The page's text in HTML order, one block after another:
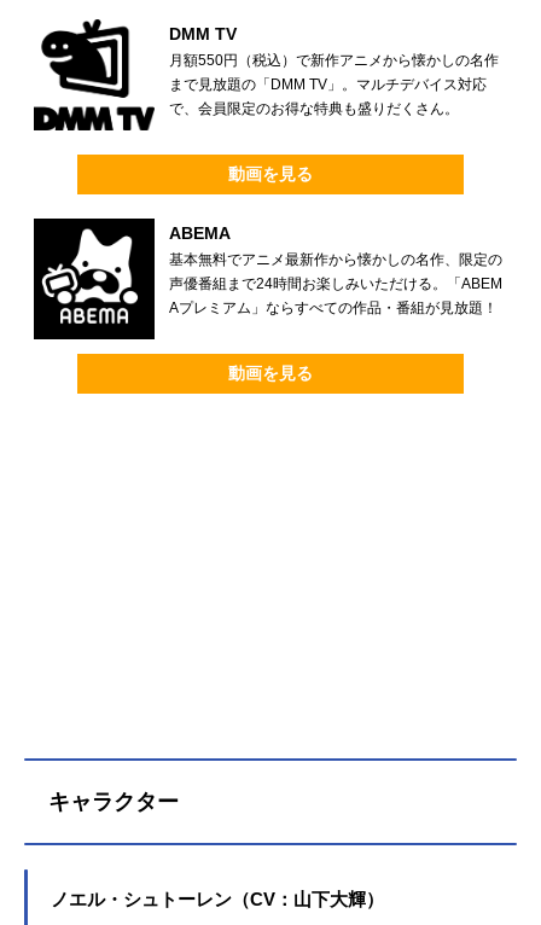
DMM TV
月額550円（税込）で新作アニメから懐かしの名作
まで見放題の「DMM TV」。マルチデバイス対応
で、会員限定のお得な特典も盛りだくさん。
動画を見る
ABEMA
基本無料でアニメ最新作から懐かしの名作、限定の
声優番組まで24時間お楽しみいただける。「ABEM
Aプレミアム」ならすべての作品・番組が見放題！
動画を見る
キャラクター
ノエル・シュトーレン（CV：山下大輝）